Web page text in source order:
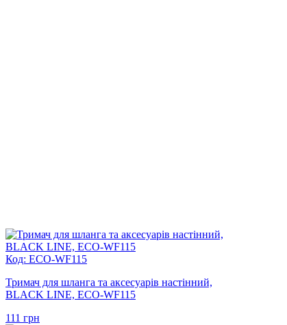
Код: ECO-WF115
Тримач для шланга та аксесуарів настінний,
BLACK LINE, ECO-WF115
111 грн